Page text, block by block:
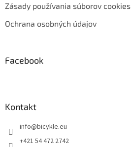
Zásady používania súborov cookies
Ochrana osobných údajov
Facebook
Kontakt
info@bicykle.eu
+421 54 472 2742